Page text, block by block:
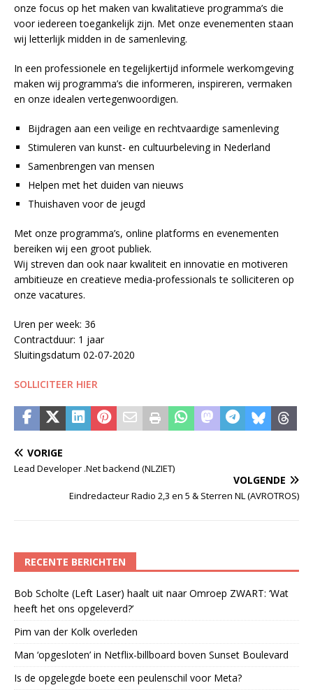
onze focus op het maken van kwalitatieve programma’s die
voor iedereen toegankelijk zijn. Met onze evenementen staan
wij letterlijk midden in de samenleving.
In een professionele en tegelijkertijd informele werkomgeving
maken wij programma’s die informeren, inspireren, vermaken
en onze idealen vertegenwoordigen.
Bijdragen aan een veilige en rechtvaardige samenleving
Stimuleren van kunst- en cultuurbeleving in Nederland
Samenbrengen van mensen
Helpen met het duiden van nieuws
Thuishaven voor de jeugd
Met onze programma’s, online platforms en evenementen
bereiken wij een groot publiek.
Wij streven dan ook naar kwaliteit en innovatie en motiveren
ambitieuze en creatieve media-professionals te solliciteren op
onze vacatures.
Uren per week: 36
Contractduur: 1 jaar
Sluitingsdatum 02-07-2020
SOLLICITEER HIER
VORIGE
Lead Developer .Net backend (NLZIET)
VOLGENDE
Eindredacteur Radio 2,3 en 5 & Sterren NL (AVROTROS)
RECENTE BERICHTEN
Bob Scholte (Left Laser) haalt uit naar Omroep ZWART: ‘Wat
heeft het ons opgeleverd?’
Pim van der Kolk overleden
Man ‘opgesloten’ in Netflix-billboard boven Sunset Boulevard
Is de opgelegde boete een peulenschil voor Meta?